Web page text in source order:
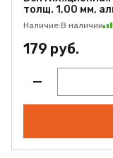
толщ. 1,00 мм,
Наличие:В наличии
179 руб.